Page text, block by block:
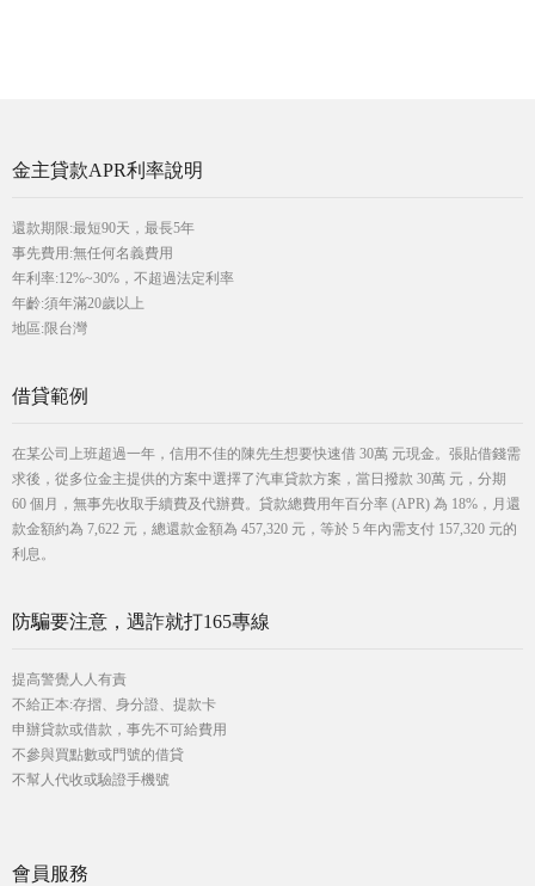
金主貸款APR利率說明
還款期限:最短90天，最長5年
事先費用:無任何名義費用
年利率:12%~30%，不超過法定利率
年齡:須年滿20歲以上
地區:限台灣
借貸範例
在某公司上班超過一年，信用不佳的陳先生想要快速借 30萬 元現金。張貼借錢需
求後，從多位金主提供的方案中選擇了汽車貸款方案，當日撥款 30萬 元，分期
60 個月，無事先收取手續費及代辦費。貸款總費用年百分率 (APR) 為 18%，月還
款金額約為 7,622 元，總還款金額為 457,320 元，等於 5 年內需支付 157,320 元的
利息。
防騙要注意，遇詐就打165專線
提高警覺人人有責
不給正本:存摺、身分證、提款卡
申辦貸款或借款，事先不可給費用
不參與買點數或門號的借貸
不幫人代收或驗證手機號
會員服務